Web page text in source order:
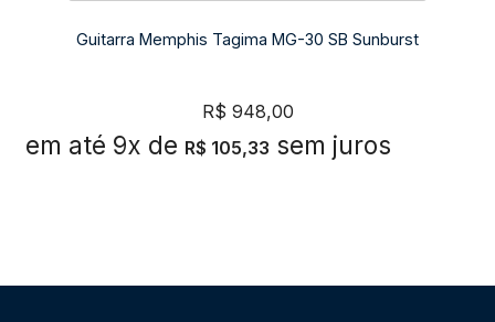
Guitarra Memphis Tagima MG-30 SB Sunburst
R$ 948,00
em até 9x de R$ 105,33 sem juros